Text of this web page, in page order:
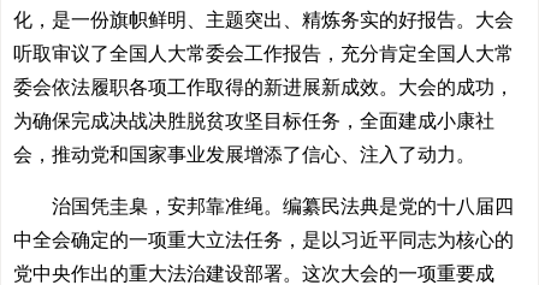
化，是一份旗帜鲜明、主题突出、精炼务实的好报告。大会
听取审议了全国人大常委会工作报告，充分肯定全国人大常
委会依法履职各项工作取得的新进展新成效。大会的成功，
为确保完成决战决胜脱贫攻坚目标任务，全面建成小康社
会，推动党和国家事业发展增添了信心、注入了动力。
治国凭圭臬，安邦靠准绳。编纂民法典是党的十八届四
中全会确定的一项重大立法任务，是以习近平同志为核心的
党中央作出的重大法治建设部署。这次大会的一项重要成